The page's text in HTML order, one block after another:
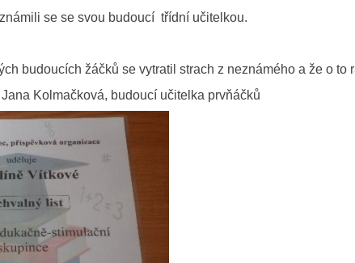
se se svou budoucí třídní učitelkou.
budoucích žáčků se vytratil strach z neznámého a že o to
budoucí učitelka prvňáčků